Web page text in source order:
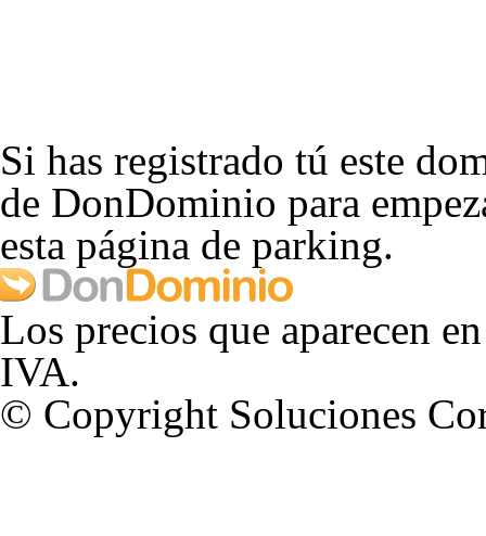
Si has registrado tú este
de DonDominio para
esta página de parking.
Los precios que aparecen
IVA.
© Copyright Soluciones